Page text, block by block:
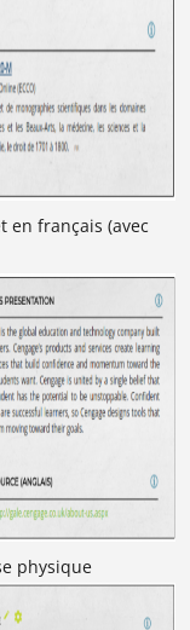
en français (avec
physique